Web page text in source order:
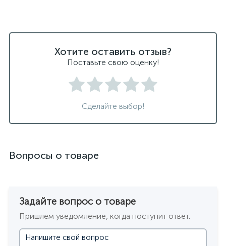
Хотите оставить отзыв?
Поставьте свою оценку!
Сделайте выбор!
Вопросы о товаре
Задайте вопрос о товаре
Пришлем уведомление, когда поступит ответ.